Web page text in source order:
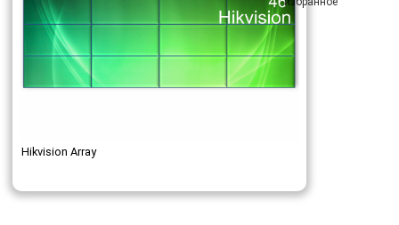
Hikvision Array